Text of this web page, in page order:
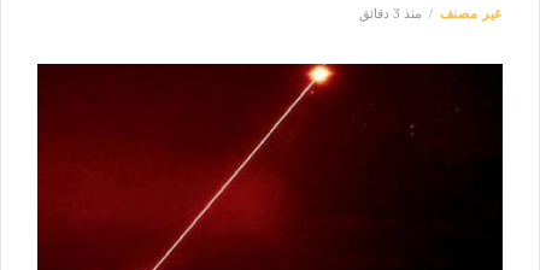
غير مصنف منذ 3 دقائق